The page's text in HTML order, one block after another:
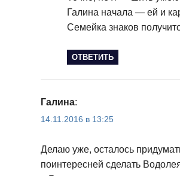
Галина начала — ей и
Семейка знаков
ОТВЕТИТЬ
Галина:
14.11.2016 в 13:25
Делаю уже, осталось
поинтересней сделать